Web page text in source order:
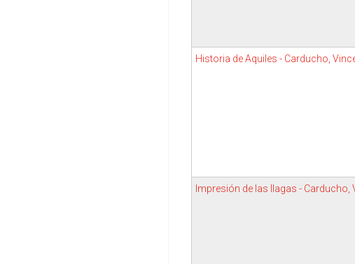
Historia de Aquiles - Carducho,
Impresión de las llagas - Carducho,